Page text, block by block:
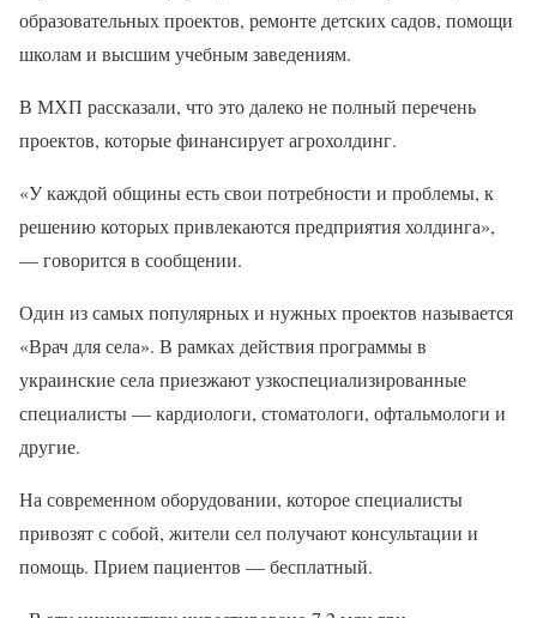
образовательных проектов, ремонте детских садов, помощи
школам и высшим учебным заведениям.
В МХП рассказали, что это далеко не полный перечень
проектов, которые финансирует агрохолдинг.
«У каждой общины есть свои потребности и проблемы, к
решению которых привлекаются предприятия холдинга»,
— говорится в сообщении.
Один из самых популярных и нужных проектов называется
«Врач для села». В рамках действия программы в
украинские села приезжают узкоспециализированные
специалисты — кардиологи, стоматологи, офтальмологи и
другие.
На современном оборудовании, которое специалисты
привозят с собой, жители сел получают консультации и
помощь. Прием пациентов — бесплатный.